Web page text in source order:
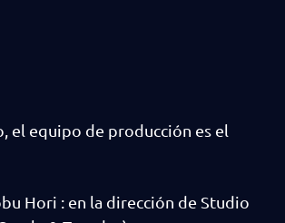
el equipo de producción es el
Hori : en la dirección de Studio